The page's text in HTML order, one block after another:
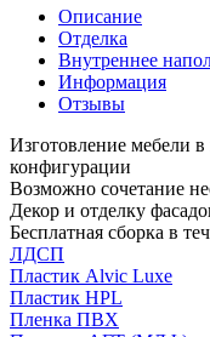
Описание
Отделка
Внутреннее
Информация
Отзывы
Изготовление мебели
конфигурации
Возможно сочетание
Декор и отделку
Бесплатная сборка в
ЛДСП
Пластик Alvic Luxe
Пластик HPL
Пленка ПВХ